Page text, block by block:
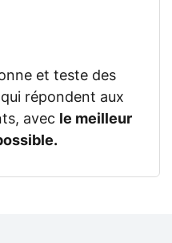
et teste des
répondent aux
avec
le meilleur